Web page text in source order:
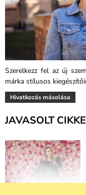
Szerelkezz fel az új
márka stílusos
Hivatkozás másolása
JAVASOLT